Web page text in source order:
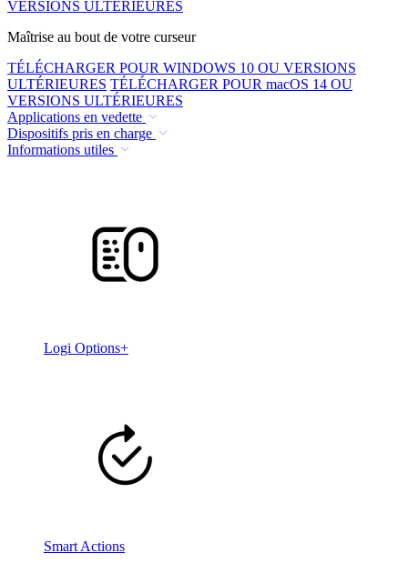
VERSIONS ULTÉRIEURES
Maîtrise au bout de votre curseur
TÉLÉCHARGER POUR WINDOWS 10 OU VERSIONS
ULTÉRIEURES TÉLÉCHARGER POUR macOS 14 OU
VERSIONS ULTÉRIEURES
Applications en vedette
Dispositifs pris en charge
Informations utiles
Logi Options+
Smart Actions